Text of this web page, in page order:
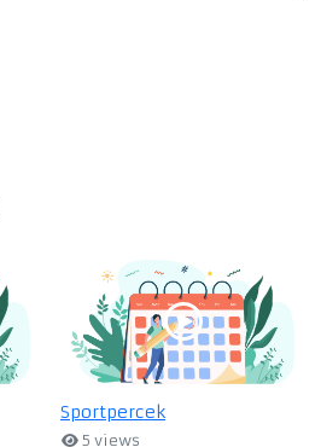
Sportpercek
5 views